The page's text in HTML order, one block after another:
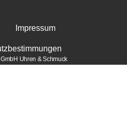
Impressum
Uhren & Schmuck